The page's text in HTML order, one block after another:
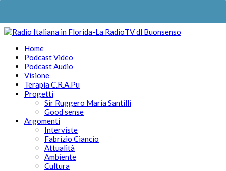
Home
Podcast Video
Podcast Audio
Visione
Terapia C.R.A.Pu
Progetti
Sir Ruggero Maria Santilli
Good sense
Argomenti
Interviste
Fabrizio Ciancio
Attualità
Ambiente
Cultura